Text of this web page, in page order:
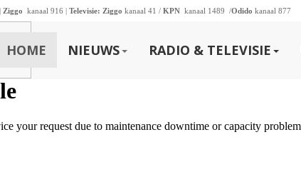
Ziggo kanaal 916 | Televisie: Ziggo kanaal 41 / KPN kanaal 1489 /Odido kanaal 877
HOME NIEUWS RADIO & TELEVISIE